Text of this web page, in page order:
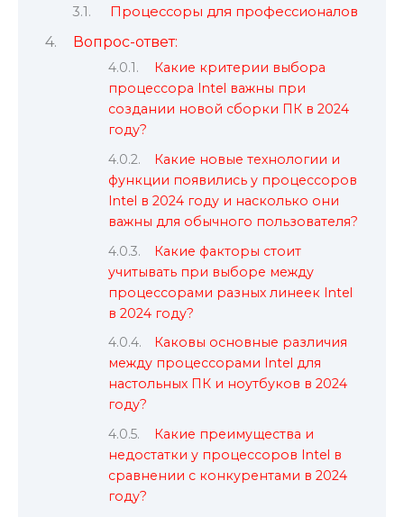
Процессоры для профессионалов
Вопрос-ответ:
Какие критерии выбора
процессора Intel важны при
создании новой сборки ПК в 2024
году?
Какие новые технологии и
функции появились у процессоров
Intel в 2024 году и насколько они
важны для обычного пользователя?
Какие факторы стоит
учитывать при выборе между
процессорами разных линеек Intel
в 2024 году?
Каковы основные различия
между процессорами Intel для
настольных ПК и ноутбуков в 2024
году?
Какие преимущества и
недостатки у процессоров Intel в
сравнении с конкурентами в 2024
году?